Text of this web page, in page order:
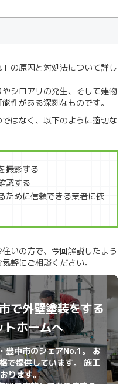
の原因と対処法について詳し
シロアリの発生、そして建物
性がある深刻なものです。
はなく、以下のように適切な
撮影する
認する
ために信頼できる業者に依
いの方で、今回解説したよう
軽にご相談ください。
で外壁塗装をする
トホームへ
豊中市のシェアNo.1。 お
で提供しています。 施工
ります。